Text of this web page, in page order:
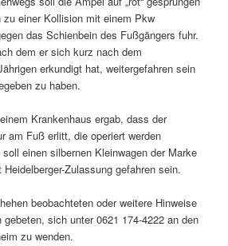
einer Kollision mit einem Pkw
das Schienbein des Fußgängers fuhr.
dem er sich kurz nach dem
erkundigt hat, weitergefahren sein
zu haben.
Krankenhaus ergab, dass der
am Fuß erlitt, die operiert werden
einen silbernen Kleinwagen der Marke
Zulassung gefahren sein.
beobachteten oder weitere Hinweise
gebeten, sich unter 0621 174-4222 an den
zu wenden.